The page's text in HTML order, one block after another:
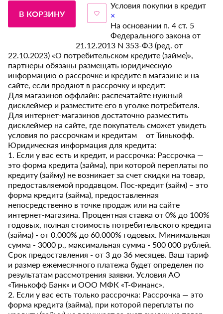
В КОРЗИНУ
Условия покупки в кредит
×
На основании п. 4 ст. 5
Федерального закона от
21.12.2013 N 353-ФЗ (ред. от
22.10.2023) «О потребительском кредите (займе)»,
партнеры обязаны размещать юридическую
информацию о рассрочке и кредите в магазине и на
сайте, если продают в рассрочку и кредит:
Для магазинов оффлайн: распечатайте нужный
дисклеймер и разместите его в уголке потребителя.
Для интернет-магазинов достаточно разместить
дисклеймер на сайте, где покупатель сможет увидеть
условия по рассрочкам и кредитам от Тинькофф.
Юридическая информация для кредита:
1. Если у вас есть и кредит, и рассрочка: Рассрочка —
это форма кредита (займа), при которой переплаты по
кредиту (займу) не возникает за счет скидки на товар,
предоставляемой продавцом. Пос-кредит (займ) – это
форма кредита (займа), предоставленная
непосредственно в точке продаж или на сайте
интернет-магазина. Процентная ставка от 0% до 100%
годовых, полная стоимость потребительского кредита
(займа) - от 0.000% до 60.000% годовых. Минимальная
сумма - 3000 р., максимальная сумма - 500 000 рублей.
Срок предоставления - от 3 до 36 месяцев. Ваш тариф
и размер ежемесячного платежа будет определен по
результатам рассмотрения заявки. Условия АО
«Тинькофф Банк» и ООО МФК «Т-Финанс».
2. Если у вас есть только рассрочка: Рассрочка — это
форма кредита (займа), при которой переплаты по